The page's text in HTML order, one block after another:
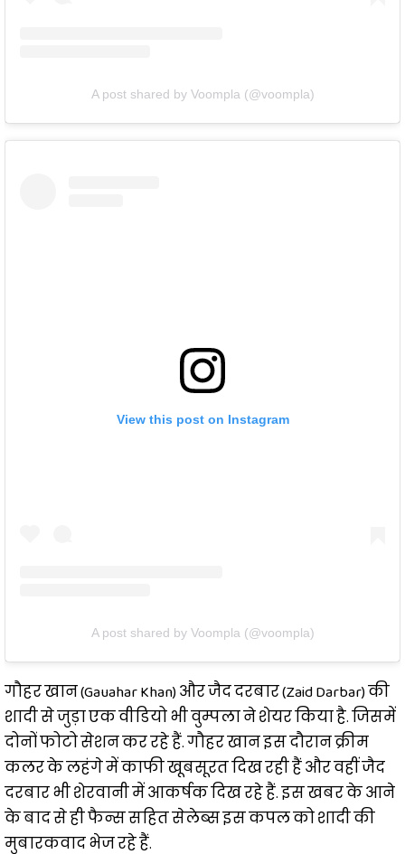
A post shared by Voompla (@voompla)
View this post on Instagram
A post shared by Voompla (@voompla)
गौहर खान (Gauahar Khan) और जैद दरबार (Zaid Darbar) की
शादी से जुड़ा एक वीडियो भी वुम्पला ने शेयर किया है. जिसमें
दोनों फोटो सेशन कर रहे हैं. गौहर खान इस दौरान क्रीम
कलर के लहंगे में काफी खूबसूरत दिख रही हैं और वहीं जैद
दरबार भी शेरवानी में आकर्षक दिख रहे हैं. इस खबर के आने
के बाद से ही फैन्स सहित सेलेब्स इस कपल को शादी की
मुबारकवाद भेज रहे हैं.